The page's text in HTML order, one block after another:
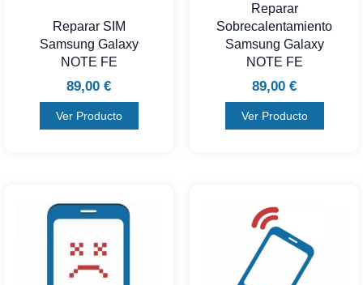
Reparar SIM
Samsung Galaxy
NOTE FE
89,00 €
Ver Producto
Reparar
Sobrecalentamiento
Samsung Galaxy
NOTE FE
89,00 €
Ver Producto